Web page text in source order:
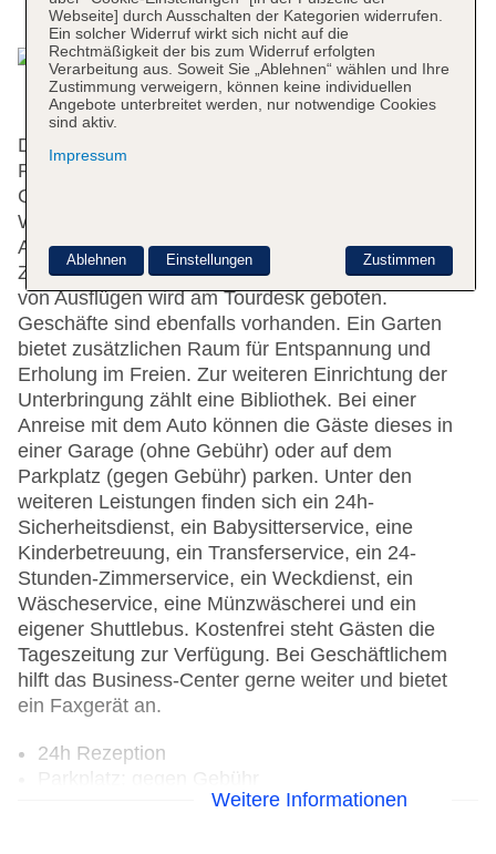
Dieses Hotel verfügt über einen Aufzug und eine
Rezeption. Serviceleistungen wie eine
Gepäckaufbewahrung, ein Safe und eine
Wechselstube tragen zu einem komfortablen
Aufenthalt bei. Per WLAN erhalten die Gäste
Zugang zum Internet. Hilfestellung bei der Buchung
von Ausflügen wird am Tourdesk geboten.
Geschäfte sind ebenfalls vorhanden. Ein Garten
bietet zusätzlichen Raum für Entspannung und
Erholung im Freien. Zur weiteren Einrichtung der
Unterbringung zählt eine Bibliothek. Bei einer
Anreise mit dem Auto können die Gäste dieses in
einer Garage (ohne Gebühr) oder auf dem
Parkplatz (gegen Gebühr) parken. Unter den
weiteren Leistungen finden sich ein 24h-
Sicherheitsdienst, ein Babysitterservice, eine
Kinderbetreuung, ein Transferservice, ein 24-
Stunden-Zimmerservice, ein Weckdienst, ein
Wäscheservice, eine Münzwäscherei und ein
eigener Shuttlebus. Kostenfrei steht Gästen die
Tageszeitung zur Verfügung. Bei Geschäftlichem
hilft das Business-Center gerne weiter und bietet
ein Faxgerät an.
24h Rezeption
Check-in von: 14:00:00Weitere Informationen
Webseite] durch Ausschalten der Kategorien widerrufen.
Ein solcher Widerruf wirkt sich nicht auf die
Rechtmäßigkeit der bis zum Widerruf erfolgten
Verarbeitung aus. Soweit Sie „Ablehnen“ wählen und Ihre
Zustimmung verweigern, können keine individuellen
Angebote unterbreitet werden, nur notwendige Cookies
sind aktiv.
Impressum
Zustimmen
Ablehnen Einstellungen